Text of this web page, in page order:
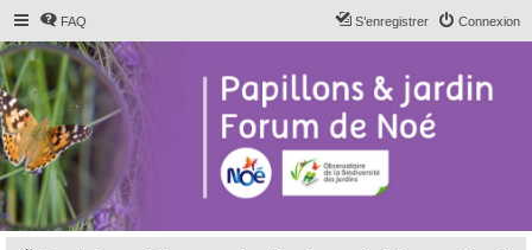
FAQ Connexion
S’enregistrer